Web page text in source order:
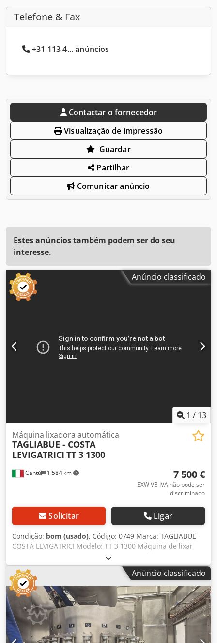
Telefone & Fax
+31 113 4... anúncios
Contactar o fornecedor
Visualização de impressão
Guardar
Partilhar
Comunicar anúncio
Estes anúncios também podem ser do seu
interesse.
Anúncio classificado
1 / 13
Cantù 1 584 km
Máquina lixadora automática
TAGLIABUE - COSTA
LEVIGATRICI TT 3 1300
7 500 €
EXW VB IVA não pode ser
discriminado
Solicitar Ligar
Condição: bom (usado), Código: 0749 Marca: TAGLIABUE -
COSTA LEVIGATRICI Modelo: TT 3 1300 Máquina de lixar
automática para tampos, móveis, painéis, mesas Dados
técnicos: Largura de trabalho mm 1300 Espessura máxima
de trabalho mm 130 Espessura mínima de trabalho mm 1
Composição: 1° Correia transversal - Motor Hp 15 -
Variador eletrónico de velocidade com visor 2° Correia
transversal - Motor Hp 15 - Variador eletrónico de
velocidade com visualização Cinta de lixa transversal
tamanho mm 1350 x 150 Correia Chevron tamanho mm
5510 x 140 Sopradores de correia Dcodjh T Dzqepfx Af Ask
Anúncio classificado